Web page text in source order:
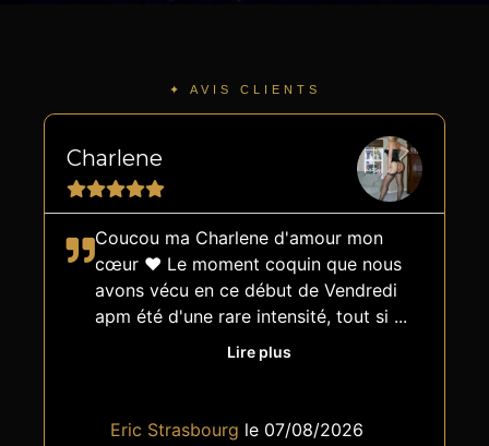
✦ AVIS CLIENTS
Charlene
Coucou ma Charlene d'amour mon
cœur ❤️ Le moment coquin que nous
avons vécu en ce début de Vendredi
apm été d'une rare intensité, tout si ...
Lire plus
Eric Strasbourg le 07/08/2026